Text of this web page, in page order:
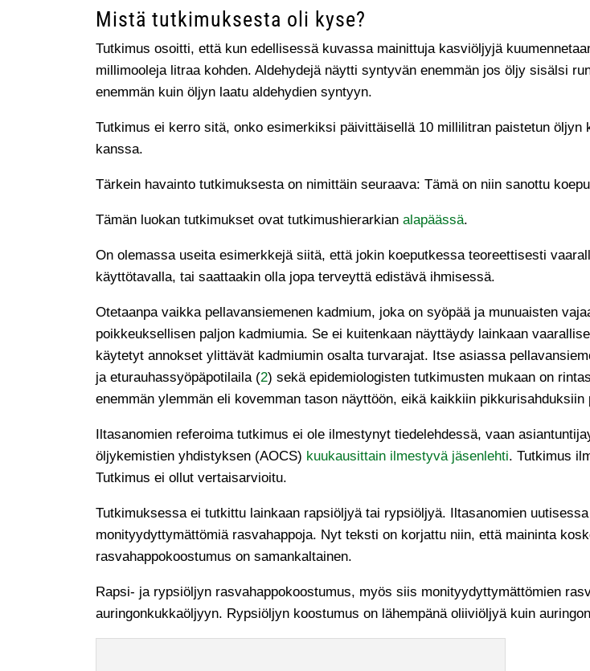
Mistä tutkimuksesta oli kyse?
Tutkimus osoitti, että kun edellisessä kuvassa mainittuja kasviöljyjä
millimooleja litraa kohden. Aldehydejä näytti syntyvän enemmän jos öljy sisälsi
enemmän kuin öljyn laatu aldehydien syntyyn.
Tutkimus ei kerro sitä, onko esimerkiksi päivittäisellä 10 millilitran paistetun
kanssa.
Tärkein havainto tutkimuksesta on nimittäin seuraava: Tämä on niin sanottu
Tämän luokan tutkimukset ovat tutkimushierarkianalapäässä.
On olemassa useita esimerkkejä siitä, että jokin koeputkessa teoreettisesti
käyttötavalla, tai saattaakin olla jopa terveyttä edistävä ihmisessä.
Otetaanpa vaikka pellavansiemenen kadmium, joka on syöpää ja munuaisten
poikkeuksellisen paljon kadmiumia. Se ei kuitenkaan näyttäydy lainkaan
käytetyt annokset ylittävät kadmiumin osalta turvarajat. Itse asiassa
ja eturauhassyöpäpotilaila (2) sekä epidemiologisten tutkimusten mukaan on
enemmän ylemmän eli kovemman tason näyttöön, eikä kaikkiin pikkurisahduksiin
Iltasanomien referoima tutkimus ei ole ilmestynyt tiedelehdessä, vaan
öljykemistien yhdistyksen (AOCS) kuukausittain ilmestyvä jäsenlehti. Tutkimus
Tutkimus ei ollut vertaisarvioitu.
Tutkimuksessa ei tutkittu lainkaan rapsiöljyä tai rypsiöljyä. Iltasanomien
monityydyttymättömiä rasvahappoja. Nyt teksti on korjattu niin, että maininta
rasvahappokoostumus on samankaltainen.
Rapsi- ja rypsiöljyn rasvahappokoostumus, myös siis monityydyttymättömien
auringonkukkaöljyyn. Rypsiöljyn koostumus on lähempänä oliiviöljyä kuin